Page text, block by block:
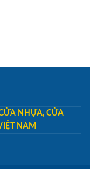
NHỰA, CỬA
NAM